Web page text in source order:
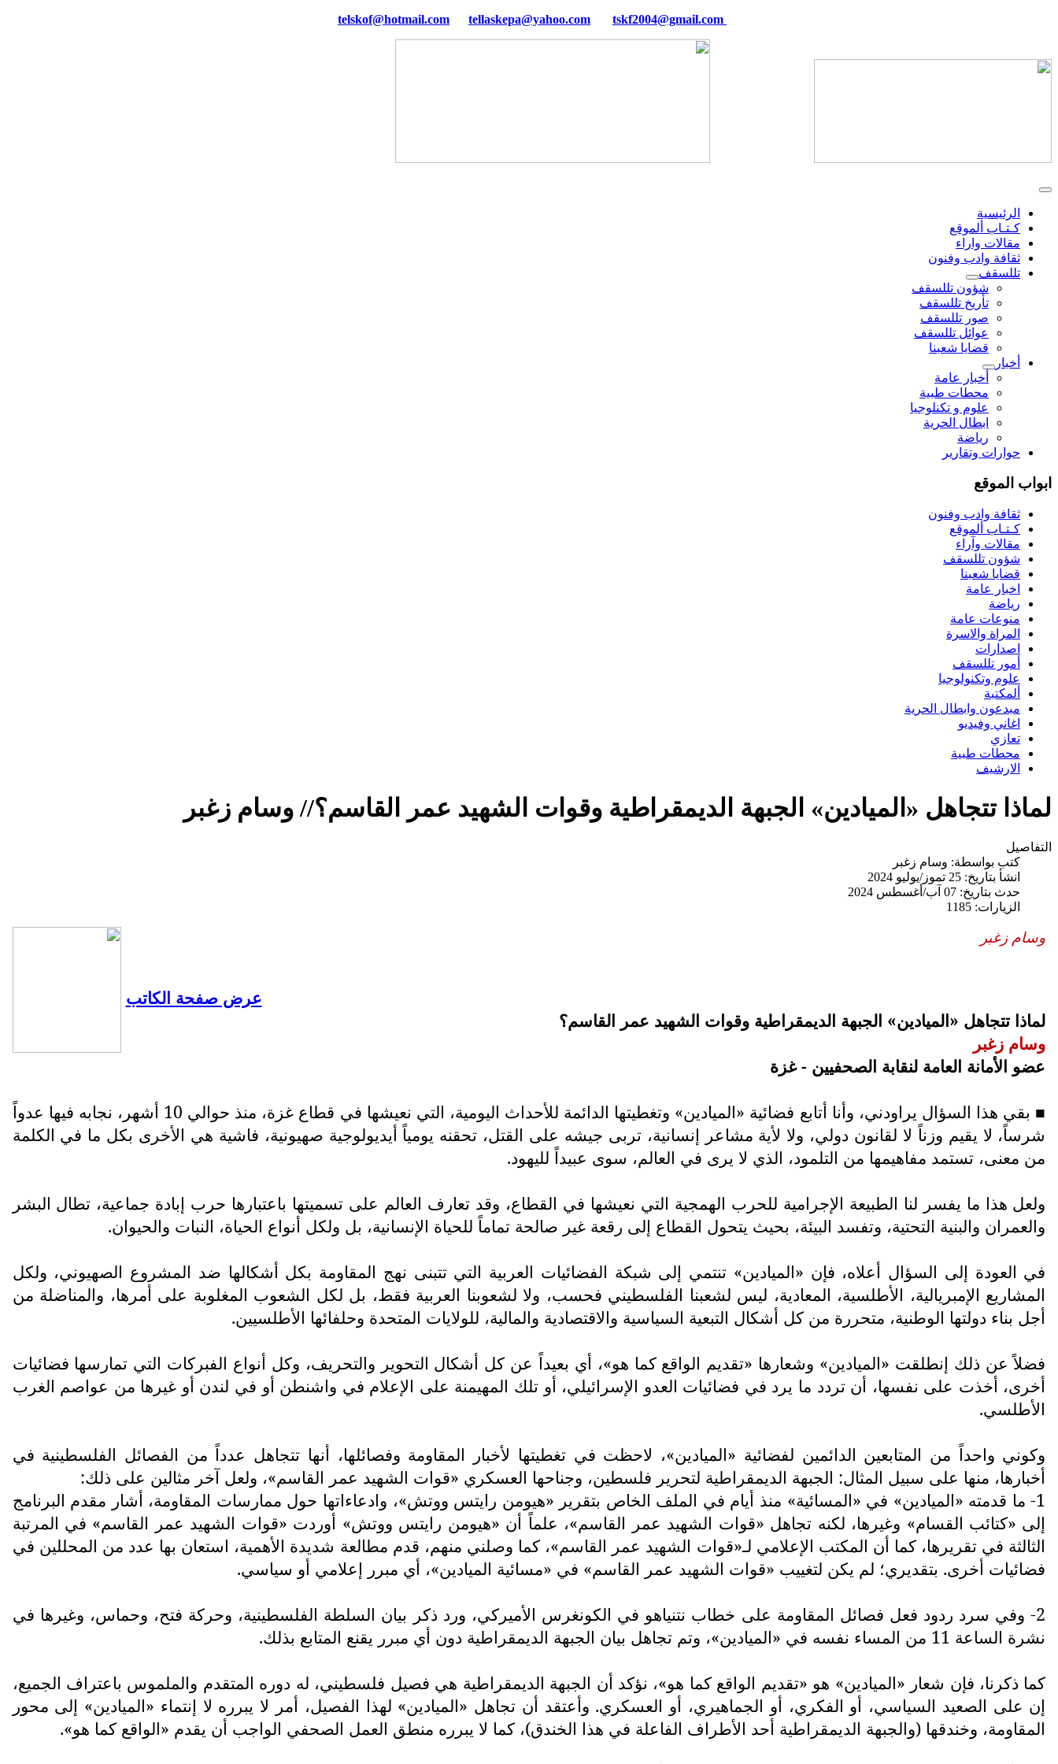
tellaskepa@yahoo.com tskf2004@gmail.com
الرئيسية
كـتـاب ألموقع
مقالات واراء
ثقافة وادب وفنون
تللسقف
شؤون تللسقف
تأريخ تللسقف
صور تللسقف
عوائل تللسقف
قضايا شعبنا
أخبار
أخبار عامة
محطات طبية
علوم و تکنلوجیا
ابطال الحرية
رياضة
حوارات وتقارير
ابواب الموقع
ثقافة وادب وفنون
كـتـاب ألموقع
مقالات وآراء
شؤون تللسقف
قضايا شعبنا
اخبار عامة
رياضة
منوعات عامة
المراة والاسرة
اصدارات
أمور تللسقف
علوم وتكنولوجيا
ألمكتبة
مبدعون وابطال الحرية
اغاني وفيديو
تعازي
محطات طبية
الارشيف
لماذا تتجاهل «الميادين» الجبهة الديمقراطية وقوات الشهيد عمر القاسم؟// وسام زغبر
التفاصيل
كتب بواسطة: وسام زغبر
انشأ بتاريخ: 25 تموز/يوليو 2024
حدث بتاريخ: 07 آب/أغسطس 2024
الزيارات: 1185
وسام زغبر
عرض صفحة الكاتب
لماذا تتجاهل «الميادين» الجبهة الديمقراطية وقوات الشهيد عمر القاسم؟
وسام زغبر
عضو الأمانة العامة لنقابة الصحفيين - غزة
■
بقي هذا السؤال يراودني، وأنا أتابع فضائية «الميادين» وتغطيتها الدائمة للأحداث اليومية، التي نعيشها في قطاع غزة، منذ حوالي 10 أشهر، نجابه فيها عدواً
شرساً، لا يقيم وزناً لا لقانون دولي، ولا لأية مشاعر إنسانية، تربى جيشه على القتل، تحقنه يومياً أيديولوجية صهيونية، فاشية هي الأخرى بكل ما في الكلمة
من معنى، تستمد مفاهيمها من التلمود، الذي لا يرى في العالم، سوى عبيداً لليهود.
ولعل هذا ما يفسر لنا الطبيعة الإجرامية للحرب الهمجية التي نعيشها في القطاع، وقد تعارف العالم على تسميتها باعتبارها حرب إبادة جماعية، تطال البشر
والعمران والبنية التحتية، وتفسد البيئة، بحيث يتحول القطاع إلى رقعة غير صالحة تماماً للحياة الإنسانية، بل ولكل أنواع الحياة، النبات والحيوان.
في العودة إلى السؤال أعلاه، فإن «الميادين» تنتمي إلى شبكة الفضائيات العربية التي تتبنى نهج المقاومة بكل أشكالها ضد المشروع الصهيوني، ولكل
المشاريع الإمبريالية، الأطلسية، المعادية، ليس لشعبنا الفلسطيني فحسب، ولا لشعوبنا العربية فقط، بل لكل الشعوب المغلوبة على أمرها، والمناضلة من
أجل بناء دولتها الوطنية، متحررة من كل أشكال التبعية السياسية والاقتصادية والمالية، للولايات المتحدة وحلفائها الأطلسيين.
فضلاً عن ذلك إنطلقت «الميادين» وشعارها «تقديم الواقع كما هو»، أي بعيداً عن كل أشكال التحوير والتحريف، وكل أنواع الفبركات التي تمارسها فضائيات
أخرى، أخذت على نفسها، أن تردد ما يرد في فضائيات العدو الإسرائيلي، أو تلك المهيمنة على الإعلام في واشنطن أو في لندن أو غيرها من عواصم الغرب
الأطلسي.
وكوني واحداً من المتابعين الدائمين لفضائية «الميادين»، لاحظت في تغطيتها لأخبار المقاومة وفصائلها، أنها تتجاهل عدداً من الفصائل الفلسطينية في
أخبارها، منها على سبيل المثال: الجبهة الديمقراطية لتحرير فلسطين، وجناحها العسكري «قوات الشهيد عمر القاسم»، ولعل آخر مثالين على ذلك:
1- ما قدمته «الميادين» في «المسائية» منذ أيام في الملف الخاص بتقرير «هيومن رايتس ووتش»، وادعاءاتها حول ممارسات المقاومة، أشار مقدم البرنامج
إلى «كتائب القسام» وغيرها، لكنه تجاهل «قوات الشهيد عمر القاسم»، علماً أن «هيومن رايتس ووتش» أوردت «قوات الشهيد عمر القاسم» في المرتبة
الثالثة في تقريرها، كما أن المكتب الإعلامي لـ«قوات الشهيد عمر القاسم»، كما وصلني منهم، قدم مطالعة شديدة الأهمية، استعان بها عدد من المحللين في
فضائيات أخرى. بتقديري؛ لم يكن لتغييب «قوات الشهيد عمر القاسم» في «مسائية الميادين»، أي مبرر إعلامي أو سياسي.
2- وفي سرد ردود فعل فصائل المقاومة على خطاب نتنياهو في الكونغرس الأميركي، ورد ذكر بيان السلطة الفلسطينية، وحركة فتح، وحماس، وغيرها في
نشرة الساعة 11 من المساء نفسه في «الميادين»، وتم تجاهل بيان الجبهة الديمقراطية دون أي مبرر يقنع المتابع بذلك.
كما ذكرنا، فإن شعار «الميادين» هو «تقديم الواقع كما هو»، نؤكد أن الجبهة الديمقراطية هي فصيل فلسطيني، له دوره المتقدم والملموس باعتراف الجميع،
إن على الصعيد السياسي، أو الفكري، أو الجماهيري، أو العسكري. وأعتقد أن تجاهل «الميادين» لهذا الفصيل، أمر لا يبرره لا إنتماء «الميادين» إلى محور
المقاومة، وخندقها (والجبهة الديمقراطية أحد الأطراف الفاعلة في هذا الخندق)، كما لا يبرره منطق العمل الصحفي الواجب أن يقدم «الواقع كما هو».